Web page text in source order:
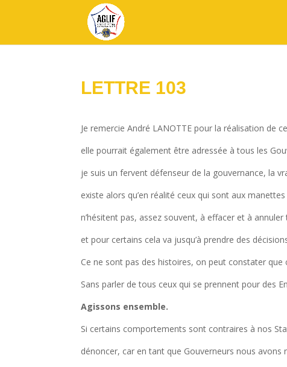
LETTRE 103
Je remercie André LANOTTE pour la réalisation de
elle pourrait également être adressée à tous les
je suis un fervent défenseur de la gouvernance, la
existe alors qu’en réalité ceux qui sont aux
n’hésitent pas, assez souvent, à effacer et à
et pour certains cela va jusqu’à prendre des
Ce ne sont pas des histoires, on peut constater que
Sans parler de tous ceux qui se prennent pour des
Agissons ensemble.
Si certains comportements sont contraires à nos
dénoncer, car en tant que Gouverneurs nous avons